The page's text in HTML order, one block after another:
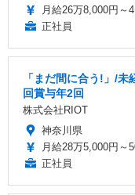
月給26万8,000円～
正社員
「まだ間に合う!」/
回賞与年2回
株式会社RIOT
神奈川県
月給28万5,000円～
正社員